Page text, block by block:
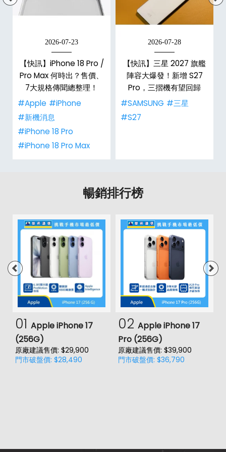
2026-07-23
【快訊】iPhone 18 Pro /
Pro Max 何時出？售價、
7大規格傳聞總整理！
#Apple #iPhone
#新機消息
#iPhone 18 Pro
#iPhone 18 Pro Max
2026-07-28
【快訊】三星 2027 旗艦
陣容大爆發！新增 S27
Pro，三摺機有望回歸
#SAMSUNG #三星
#S27
暢銷排行榜
01 Apple iPhone 17
(256G)
原廠建議售價: $29,900
門市破盤價: $28,490
02 Apple iPhone 17
Pro (256G)
原廠建議售價: $39,900
門市破盤價: $36,790